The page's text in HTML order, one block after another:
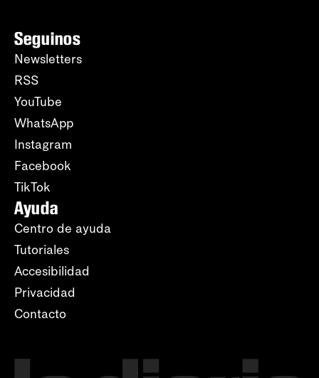
Seguinos
Newsletters
RSS
YouTube
WhatsApp
Instagram
Facebook
TikTok
Ayuda
Centro de ayuda
Tutoriales
Accesibilidad
Privacidad
Contacto